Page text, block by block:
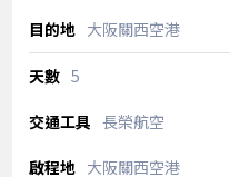
大阪關西空港
5
長榮航空
大阪關西空港